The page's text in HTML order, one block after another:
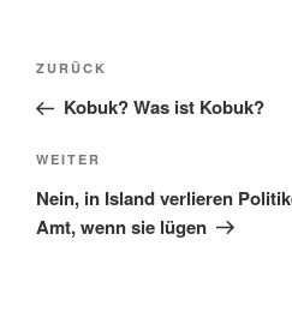
Beitragsnavigation
Vorheriger
Beitrag
ZURÜCK
Kobuk? Was ist Kobuk?
Nächster
Beitrag
WEITER
Nein, in Island verlieren
Amt, wenn sie lügen